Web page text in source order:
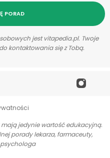
PORAD
jest vitapedia.pl. Twoje
kontaktowania się z Tobą.
mają jedynie wartość edukacyjną.
porady lekarza, farmaceuty,